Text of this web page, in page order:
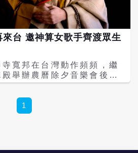
台 邀神算女歌手齊渡眾生
寬邦在台灣動作頻頻，繼
舉辦農曆除夕音樂會後，
上映的大尺度國片《破浪
專輯《悟Satori》再度來
歌曲〈般若
1